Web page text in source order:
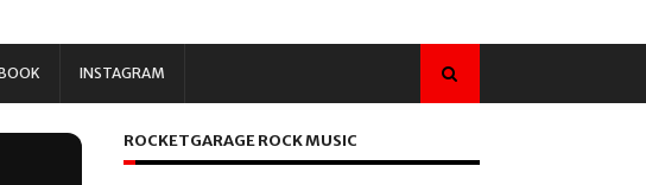
INSTAGRAM
ROCKETGARAGE ROCK MUSIC